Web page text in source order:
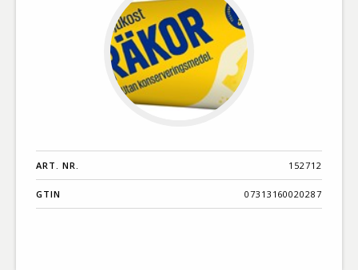
ART. NR. 152712
GTIN 07313160020287